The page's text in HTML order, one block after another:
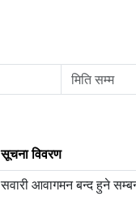
सूचना विवरण
सवारी आवागमन बन्द हुने